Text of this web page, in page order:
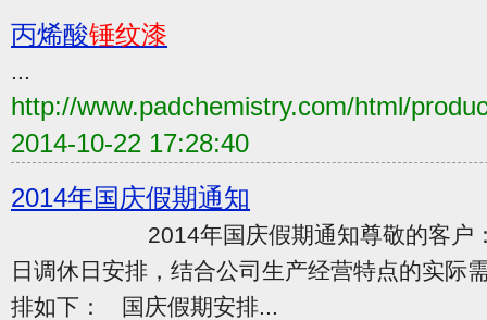
丙烯酸锤纹漆
...
http://www.padchemistry.com/html/
2014-10-22 17:28:40
2014年国庆假期通知
2014年国庆假期通知尊敬的客户：
日调休日安排，结合公司生产经营特点的实际
排如下： 国庆假期安排...